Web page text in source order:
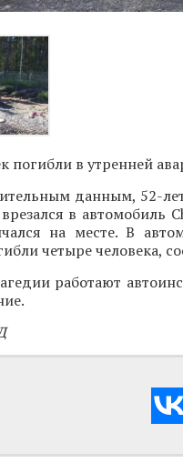
погибли в утренней
данным, 52-
в автомобиль
на месте. В
четыре человека,
работают